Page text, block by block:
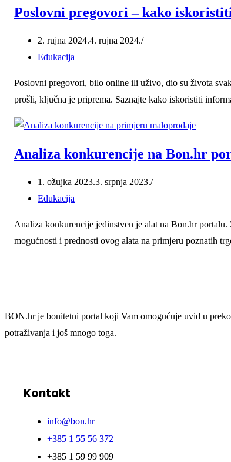
Poslovni pregovori – kako
2. rujna 2024.4. rujna 2024.
Edukacija
Poslovni pregovori, bilo online ili uživo, dio su života
prošli, ključna je priprema. Saznajte kako iskoristiti
Analiza konkurencije na Bon.hr
1. ožujka 2023.3. srpnja 2023.
Edukacija
Analiza konkurencije jedinstven je alat na Bon.hr
mogućnosti i prednosti ovog alata na primjeru poznatih
BON.hr je bonitetni portal koji Vam omogućuje uvid u
potraživanja i još mnogo toga.
Kontakt
info@bon.hr
+385 1 55 56 372
+385 1 59 99 909